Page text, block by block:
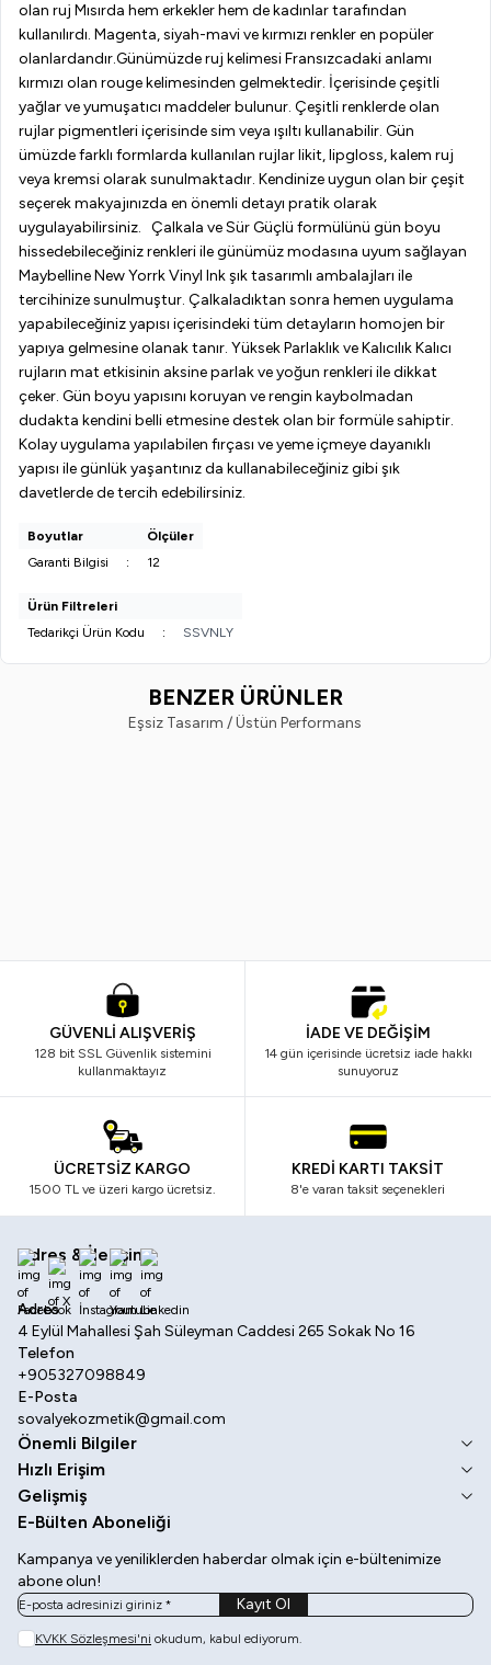
olan ruj Mısırda hem erkekler hem de kadınlar tarafından
kullanılırdı. Magenta, siyah-mavi ve kırmızı renkler en popüler
olanlardandır.Günümüzde ruj kelimesi Fransızcadaki anlamı
kırmızı olan rouge kelimesinden gelmektedir. İçerisinde çeşitli
yağlar ve yumuşatıcı maddeler bulunur. Çeşitli renklerde olan
rujlar pigmentleri içerisinde sim veya ışıltı kullanabilir. Gün
ümüzde farklı formlarda kullanılan rujlar likit, lipgloss, kalem ruj
veya kremsi olarak sunulmaktadır. Kendinize uygun olan bir çeşit
seçerek makyajınızda en önemli detayı pratik olarak
uygulayabilirsiniz. Çalkala ve Sür Güçlü formülünü gün boyu
hissedebileceğiniz renkleri ile günümüz modasına uyum sağlayan
Maybelline New Yorrk Vinyl Ink şık tasarımlı ambalajları ile
tercihinize sunulmuştur. Çalkaladıktan sonra hemen uygulama
yapabileceğiniz yapısı içerisindeki tüm detayların homojen bir
yapıya gelmesine olanak tanır. Yüksek Parlaklık ve Kalıcılık Kalıcı
rujların mat etkisinin aksine parlak ve yoğun renkleri ile dikkat
çeker. Gün boyu yapısını koruyan ve rengin kaybolmadan
dudakta kendini belli etmesine destek olan bir formüle sahiptir.
Kolay uygulama yapılabilen fırçası ve yeme içmeye dayanıklı
yapısı ile günlük yaşantınız da kullanabileceğiniz gibi şık
davetlerde de tercih edebilirsiniz.
Boyutlar
Ölçüler
Garanti Bilgisi
: 12
Ürün Filtreleri
Tedarikçi Ürün Kodu
: SSVNLY
BENZER ÜRÜNLER
Eşsiz Tasarım / Üstün Performans
GÜVENLİ ALIŞVERİŞ
128 bit SSL Güvenlik sistemini
kullanmaktayız
İADE VE DEĞİŞİM
14 gün içerisinde ücretsiz iade hakkı
sunuyoruz
ÜCRETSİZ KARGO
1500 TL ve üzeri kargo ücretsiz.
KREDİ KARTI TAKSİT
8'e varan taksit seçenekleri
Adres & İletişim
Adres
4 Eylül Mahallesi Şah Süleyman Caddesi 265 Sokak No 16
Telefon
+905327098849
E-Posta
sovalyekozmetik@gmail.com
Facebook
X İnstagram
Youtube
Önemli Bilgiler
Hızlı Erişim
Gelişmiş
E-Bülten Aboneliği
Kampanya ve yeniliklerden haberdar olmak için e-bültenimize
abone olun!
Kayıt Ol
KVKK Sözleşmesi'ni okudum, kabul ediyorum.